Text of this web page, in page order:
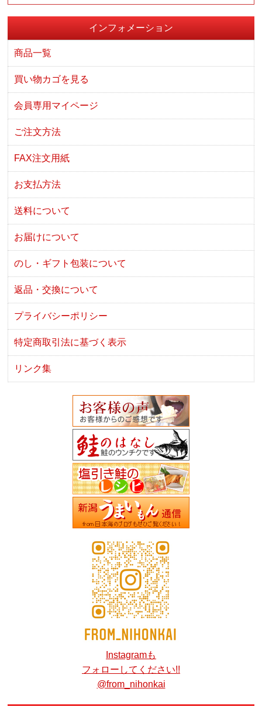
インフォメーション
商品一覧
買い物カゴを見る
会員専用マイページ
ご注文方法
FAX注文用紙
お支払方法
送料について
お届けについて
のし・ギフト包装について
返品・交換について
プライバシーポリシー
特定商取引法に基づく表示
リンク集
Instagramも
フォローしてください!!
@from_nihonkai